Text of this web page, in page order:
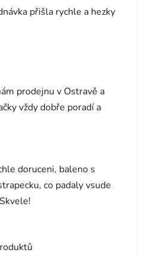
přišla rychle a hezky
hvězdiček.
prodejnu v Ostravě a
vždy dobře poradí a
hvězdiček.
doruceni, baleno s
co padaly vsude
hvězdiček.